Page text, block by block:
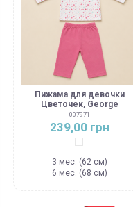
Пижама для девочки
Цветочек, George
007971
239,00 грн
Белый
3 мес. (62 см)
6 мес. (68 см)